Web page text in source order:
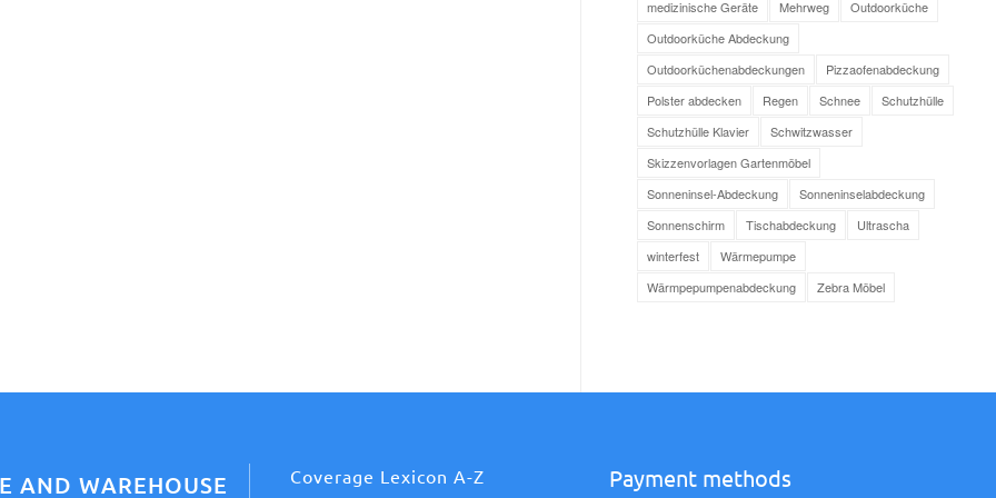
medizinische Geräte Mehrweg
Outdoorküche
Outdoorküche Abdeckung
Outdoorküchenabdeckungen
Pizzaofenabdeckung
Polster abdecken
Regen Schnee
Schutzhülle
Schutzhülle Klavier
Schwitzwasser
Skizzenvorlagen Gartenmöbel
Sonneninsel-Abdeckung
Sonneninselabdeckung
Sonnenschirm
Tischabdeckung
Ultrascha
winterfest
Wärmepumpe
Wärmpepumpenabdeckung
Zebra Möbel
AND WAREHOUSE Coverage Lexicon A-Z Payment methods